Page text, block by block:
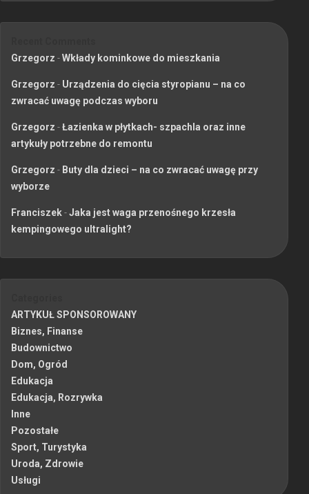
Grzegorz -Wkłady kominkowe do mieszkania
Grzegorz - Urządzenia do cięcia styropianu – na co
zwracać uwagę podczas wyboru
Grzegorz -Łazienka w płytkach- szpachla oraz inne
artykuły potrzebne do remontu
Grzegorz - Buty dla dzieci – na co zwracać uwagę przy
wyborze
Franciszek-Jaka jest waga przenośnego krzesła
kempingowego ultralight?
ARTYKUŁ SPONSOROWANY
Biznes, Finanse
Budownictwo
Dom, Ogród
Edukacja
Edukacja, Rozrywka
Inne
Pozostałe
Sport, Turystyka
Uroda, Zdrowie
Usługi